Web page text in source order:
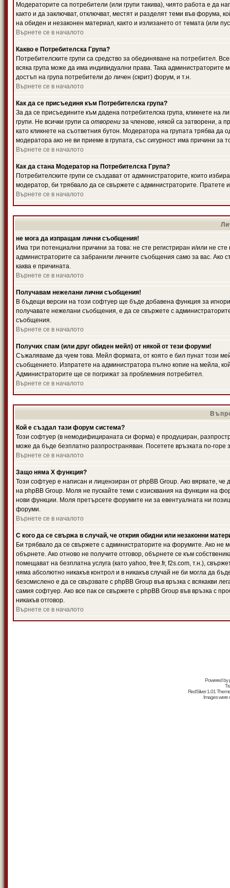
Модераторите са потребители (или групи такива), чиято работа е да
както и да заключват, отключват, местят и разделят теми във форума,
на обиден и незаконен материал, както и излизането от темата (или
Върнете се в началото
Какво е Потребителска Група?
Потребителските групи са средство за обединяване на потребител.
всяка група може да има индивидуални права. Така
достъп на група потребители до личен (скрит) форум, и т.н.
Върнете се в началото
Как да се присъединя към Потребителска група?
За да се присъедините към дадена потребителска група, кликнете на
групи. Не всички групи са отворени за членове, някой са затворени, а
като кликнете на съответния бутон. Модератора на групата трябва
модератора ако не ви приеме в групата, със сигурност има причини за
Върнете се в началото
Как да стана Модератор на Потребителска Група?
Потребителските групи се създават от администраторите, които
модератор, би трябвало да се свържете с администраторите.
Върнете се в началото
не мога да изпращам лични съобщения!
Има три потенциални причини за това: не сте регистриран и/или не
администраторите са забранили личните съобщения само за вас. Ако
каква е причината.
Върнете се в началото
Получавам нежелани лични съобщения!
В бъдещи версии на този софтуер ще бъде добавена функция за
получавате нежелани съобщения, е да се свържете с
съобщения.
Върнете се в началото
Получих спам (или друг обиден мейл) от някой от тези форуми!
Съжаляваме да чуем това. Мейл формата, от която е бил пунат този
съобщението. Изпратете на администратора пълно копие на мейла,
Администраторите ще се погрижат за проблемния потребител.
Върнете се в началото
Кой е създал тази форум система?
Този софтуер (в немодифицираната си форма) е продуциран,
може да бъде безплатно разпространяван. Посетете връзката по-горе
Върнете се в началото
Защо няма X функция?
Този софтуер е написан и лицензиран от phpBB Group. Ако вярвате,
на phpBB Group. Моля не пускайте теми с изисквания на функции на
нови функции. Моля претърсете форумите ни за евентуалната ни
форуми.
Върнете се в началото
С кого да се свържа в случай, че открия обидни или незаконни
Би трябвало да се свържете с администраторите на форумите. Ако не
обърнете. Ако отново не получите отговор, обърнете се към
помещават на безплатна услуга (като yahoo, free.fr, f2s.com, т.н.),
няма абсолютно никакъв контрол и в никакъв случай не би могла да
безсмислено е да се свързвате с phpBB Group във връзка с всякакви
самия софтуер. Ако все пак се свържете с phpBB Group във връзка с
никакъв отговор.
Върнете се в началото
Powered by
RedSilver 1.01
Images were